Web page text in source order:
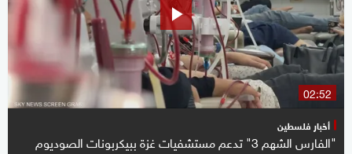
02:52
أخبار فلسطين
"الفارس الشهم 3" تدعم مستشفيات غزة ببيكربونات الصوديوم